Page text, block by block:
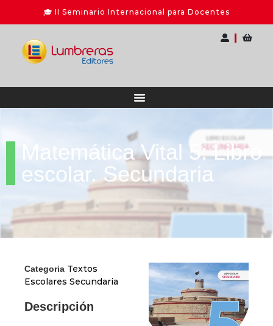
Matemática Vital 5: Libro
escolar. Secundaria
Categoria Textos
Escolares Secundaria
Descripción